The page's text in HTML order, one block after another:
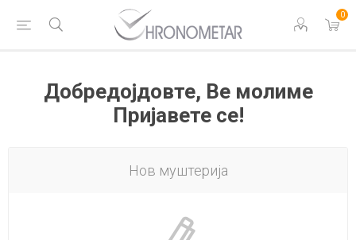
0
Добредојдовте, Ве молиме
Пријавете се!
Нов муштерија